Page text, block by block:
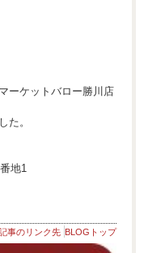
ーケットバロー勝川店
た。
地1
事のリンク先 BLOGトップ